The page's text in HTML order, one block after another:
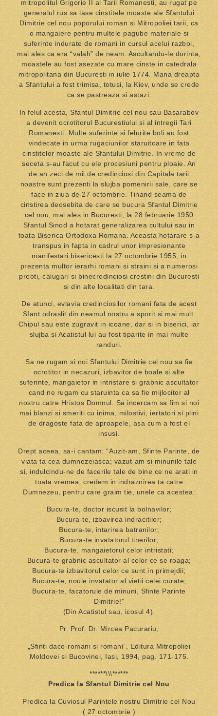
mitropolitul Grigorie II al Tarii Romanesti, au rugat pe
generalul rus sa lase cinstitele moaste ale Sfantului
Dimitrie cel nou poporului roman si Mitropoliei tarii, ca
o mangaiere pentru multele pagube materiale si
suferinte indurate de romani in cursul acelui razboi,
mai ales ca era “valah” de neam. Ascultandu-le dorinta,
moastele au fost asezate cu mare cinste in catedrala
mitropolitana din Bucuresti in iulie 1774. Mana dreapta
a Sfantului a fost trimisa, totusi, la Kiev, unde se crede
ca se pastreaza si astazi.
In felul acesta, Sfantul Dimitrie cel nou sau Basarabov
a devenit ocrotitorul Bucurestiului si al intregii Tari
Romanesti. Multe suferinte si felurite boli au fost
vindecate in urma rugaciunilor staruitoare in fata
cinstitelor moaste ale Sfantului Dimitrie. In vreme de
seceta s-au facut cu ele procesiuni pentru ploaie. An
de an zeci de mii de credinciosi din Capitala tarii
noastre sunt prezenti la slujba pomenirii sale, care se
face in ziua de 27 octombrie. Tinand seama de
cinstirea deosebita de care se bucura Sfantul Dimitrie
cel nou, mai ales in Bucuresti, la 28 februarie 1950
Sfantul Sinod a hotarat generalizarea cultului sau in
toata Biserica Ortodoxa Romana. Aceasta hotarare s-a
transpus in fapta in cadrul unor impresionante
manifestari bisericesti la 27 octombrie 1955, in
prezenta multor ierarhi romani si straini si a numerosi
preoti, calugari si binecredinciosi crestini din Bucuresti
si din alte localitati din tara.
De atunci, evlavia credinciosilor romani fata de acest
Sfant odraslit din neamul nostru a sporit si mai mult.
Chipul sau este zugravit in icoane, dar si in biserici, iar
slujba si Acatistul lui au fost tiparite in mai multe
randuri.
Sa ne rugam si noi Sfantului Dimitrie cel nou sa fie
ocrotitor in necazuri, izbavitor de boale si alte
suferinte, mangaietor in intristare si grabnic ascultator
cand ne rugam cu staruinta ca sa fie mijlocitor al
nostru catre Hristos Domnul. Sa incercam sa fim si noi
mai blanzi si smeriti cu inima, milostivi, iertatori si plini
de dragoste fata de aproapele, asa cum a fost el
insusi.
Drept aceea, sa-i cantam: “Auzit-am, Sfinte Parinte, de
viata ta cea dumnezeiasca; vazut-am si minunile tale
si, indulcindu-ne de facerile tale de bine ce ne arati in
toata vremea, credem in indraznirea ta catre
Dumnezeu, pentru care graim tie, unele ca acestea:
Bucura-te, doctor iscusit la bolnavilor;
Bucura-te, izbavirea indracitilor;
Bucura-te, intarirea batranilor;
Bucura-te invatatorul tinerilor;
Bucura-te, mangaietorul celor intristati;
Bucura-te grabnic ascultator al celor ce se roaga;
Bucura-te izbavitorul celor ce sunt in primejdii;
Bucura-te, noule invatator al vietii celei curate;
Bucura-te, facatorule de minuni, Sfinte Parinte
Dimitrie!”
(Din Acatistul sau, icosul 4).
Pr. Prof. Dr. Mircea Pacurariu,
„Sfinti daco-romani si romani”, Editura Mitropoliei
Moldovei si Bucovinei, Iasi, 1994, pag. 171-175.
******\\\******
Predica la Sfantul Dimitrie cel Nou
Predica la Cuviosul Parintele nostru Dimitrie cel Nou
( 27 octombrie )